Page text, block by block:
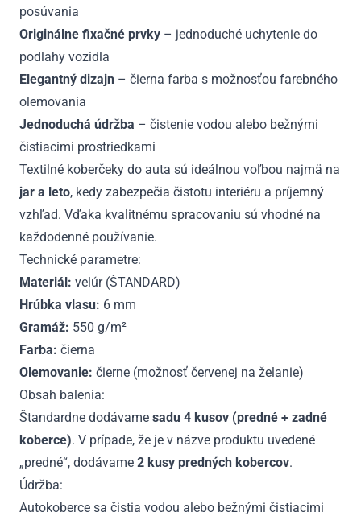
posúvania
Originálne fixačné prvky – jednoduché uchytenie do
podlahy vozidla
Elegantný dizajn – čierna farba s možnosťou farebného
olemovania
Jednoduchá údržba – čistenie vodou alebo bežnými
čistiacimi prostriedkami
Textilné koberčeky do auta sú ideálnou voľbou najmä na
jar a leto, kedy zabezpečia čistotu interiéru a príjemný
vzhľad. Vďaka kvalitnému spracovaniu sú vhodné na
každodenné používanie.
Technické parametre:
Materiál: velúr (ŠTANDARD)
Hrúbka vlasu: 6 mm
Gramáž: 550 g/m²
Farba: čierna
Olemovanie: čierne (možnosť červenej na želanie)
Obsah balenia:
Štandardne dodávame sadu 4 kusov (predné + zadné
koberce). V prípade, že je v názve produktu uvedené
„predné“, dodávame 2 kusy predných kobercov.
Údržba:
Autokoberce sa čistia vodou alebo bežnými čistiacimi